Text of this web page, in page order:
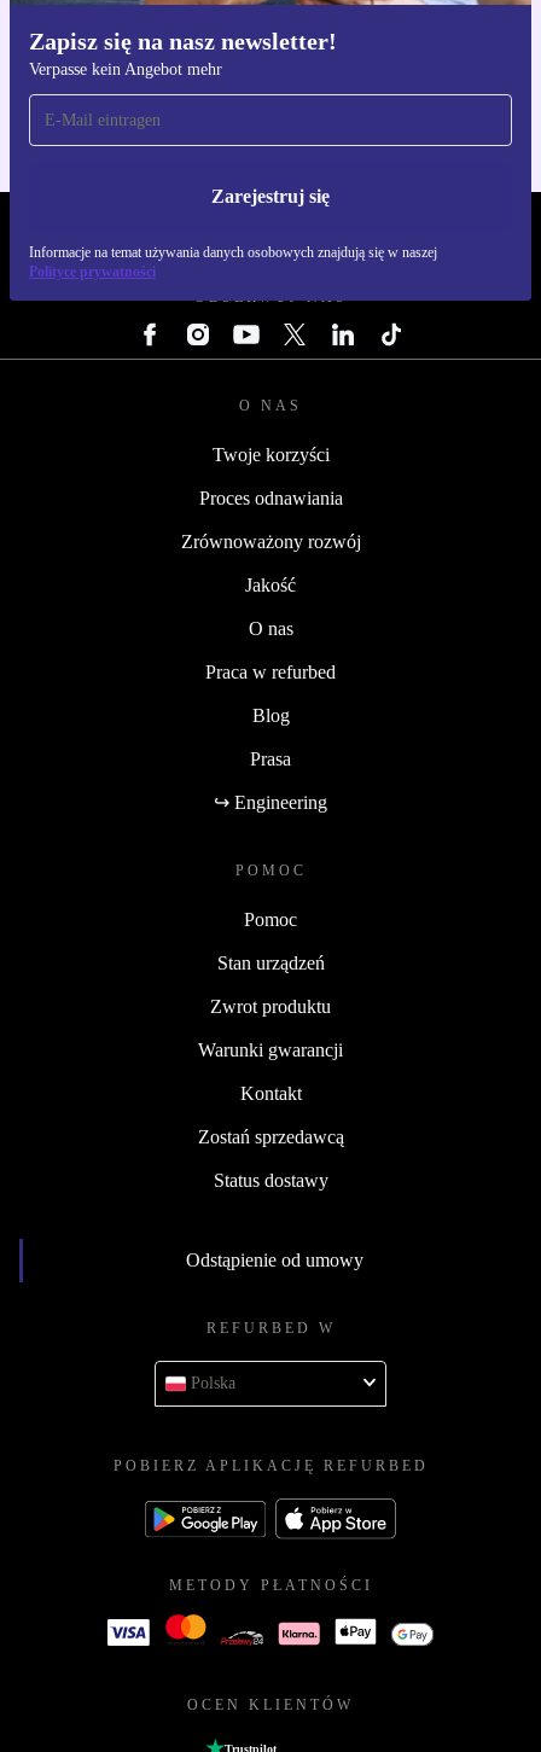
Zapisz się na nasz newsletter!
Verpasse kein Angebot mehr
Zarejestruj się
Informacje na temat używania danych osobowych znajdują się w naszej
Polityce prywatności
Pobierz aplikację refurbed
Dla iOS i Android
OBSERWUJ NAS
O NAS
Twoje korzyści
Proces odnawiania
Zrównoważony rozwój
Jakość
O nas
Praca w refurbed
Blog
Prasa
↪ Engineering
POMOC
Pomoc
Stan urządzeń
Zwrot produktu
Warunki gwarancji
Kontakt
Zostań sprzedawcą
Status dostawy
Odstąpienie od umowy
REFURBED W
Polska
POBIERZ APLIKACJĘ REFURBED
METODY PŁATNOŚCI
OCEN KLIENTÓW
Trustpilot